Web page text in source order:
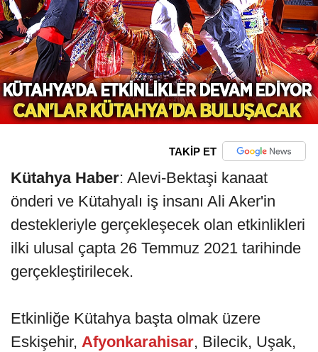
TAKİP ET
Kütahya Haber: Alevi-Bektaşi kanaat
önderi ve Kütahyalı iş insanı Ali Aker'in
destekleriyle gerçekleşecek olan etkinlikleri
ilki ulusal çapta 26 Temmuz 2021 tarihinde
gerçekleştirilecek.
Etkinliğe Kütahya başta olmak üzere
Eskişehir, Afyonkarahisar, Bilecik, Uşak,